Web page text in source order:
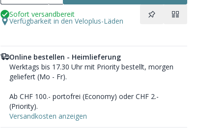
Sofort versandbereit
Verfügbarkeit in den Veloplus-Läden
Online bestellen - Heimlieferung
Werktags bis 17.30 Uhr mit Priority bestellt, morgen
geliefert (Mo - Fr).
Ab CHF 100.- portofrei (Economy) oder CHF 2.-
(Priority).
Versandkosten anzeigen